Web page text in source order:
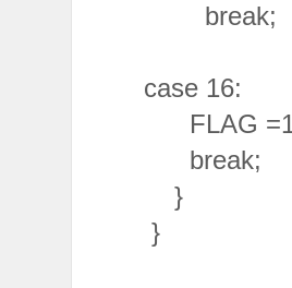
break;
case
FLAG
}
}